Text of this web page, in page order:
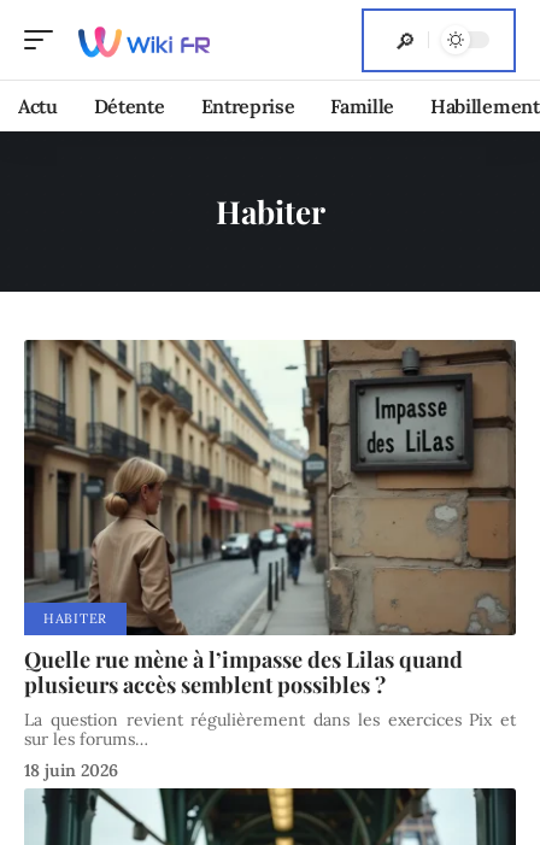
Actu Détente Entreprise Famille Habillement
Habiter
HABITER
Quelle rue mène à l’impasse des Lilas quand
plusieurs accès semblent possibles ?
La question revient régulièrement dans les exercices Pix et
sur les forums…
18 juin 2026